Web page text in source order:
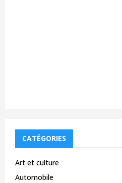
CATÉGORIES
Art et culture
Automobile